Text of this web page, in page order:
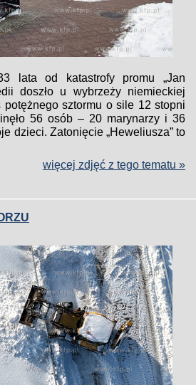
lata od katastrofy promu „Jan
doszło u wybrzeży niemieckiej
sztormu o sile 12 stopni
56 osób – 20 marynarzy i 36
dzieci. Zatonięcie „Heweliusza” to
więcej zdjęć z tego tematu »